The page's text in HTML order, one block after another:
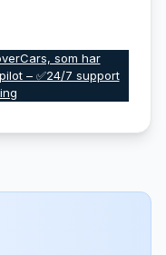
som har
– ✅24/7 support